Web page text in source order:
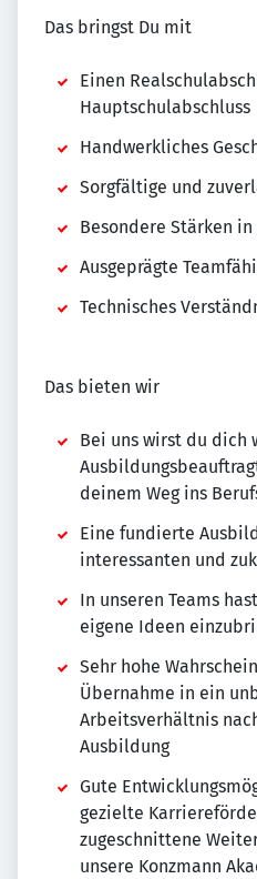
Das bringst Du mit
Einen
Hauptschulabschluss
Handwerkliches
Sorgfältige und
Besondere Stärken
Ausgeprägte
Technisches
Das bieten wir
Bei uns wirst du dich
deinem Weg ins
Eine fundierte
interessanten und
In unseren Teams
eigene Ideen
Sehr hohe
Übernahme in ein
Arbeitsverhältnis
Ausbildung
Gute
gezielte
zugeschnittene
unsere Konzmann